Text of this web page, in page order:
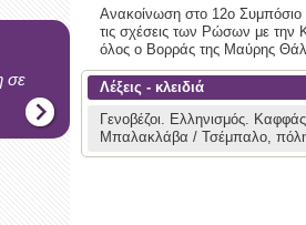
σε
Ανακοίνωση στο 12ο
τις σχέσεις των Ρώσων με την
όλος ο Βορράς της Μαύρης
Λέξεις - κλειδιά
Γενοβέζοι. Ελληνισμός.
Μπαλακλάβα / Τσέμπαλο,